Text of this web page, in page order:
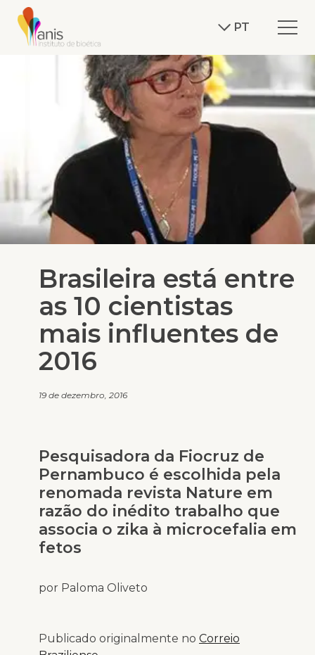
PT
Brasileira está entre
as 10 cientistas
mais influentes de
2016
19 de dezembro, 2016
Pesquisadora da Fiocruz de
Pernambuco é escolhida pela
renomada revista Nature em
razão do inédito trabalho que
associa o zika à microcefalia em
fetos
por Paloma Oliveto
Publicado originalmente no Correio